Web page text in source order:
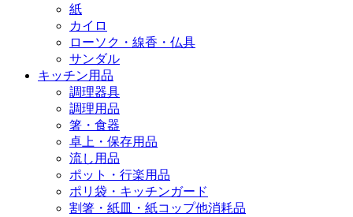
紙
カイロ
ローソク・線香・仏具
サンダル
キッチン用品
調理器具
調理用品
箸・食器
卓上・保存用品
流し用品
ポット・行楽用品
ポリ袋・キッチンガード
割箸・紙皿・紙コップ他消耗品